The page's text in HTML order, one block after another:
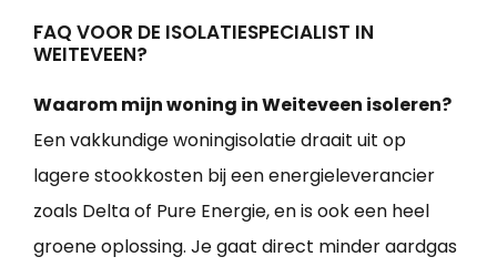
FAQ VOOR DE ISOLATIESPECIALIST IN
WEITEVEEN?
Waarom mijn woning in Weiteveen isoleren?
Een vakkundige woningisolatie draait uit op
lagere stookkosten bij een energieleverancier
zoals Delta of Pure Energie, en is ook een heel
groene oplossing. Je gaat direct minder aardgas